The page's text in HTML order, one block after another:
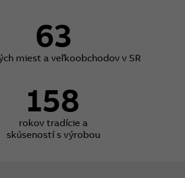
63
miest a veľkoobchodov v SR
158
rokov tradície a
skúseností s výrobou